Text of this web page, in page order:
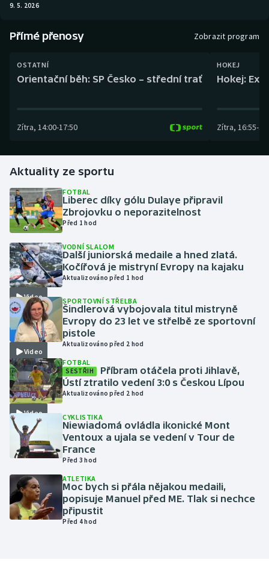
Dostihy
Futsal
Gymnastika
Házená
Jezdectví
Judo
Krasobruslení
Lezení
Lyže a snowboard
Moderní pětiboj
Motorsport
Olympijské hry
Parasport
Plavání
9. 5. 2026
Přímé přenosy Zobrazit program
OSTATNÍ
Orientační běh: SP Česko – střední trať
Zítra, 14:00-17:50
HOKEJ
Hokej:
Zítra, 16:55-
Aktuality ze sportu
FOTBAL
Liberec díky gólu Dulaye připravil
Zbrojovku o neporazitelnost
Před 1 hod
Video
VODNÍ SLALOM
Další juniorská medaile a hned zlatá.
Kočířová je mistryní Evropy na kajaku
Aktualizováno před 1 hod
Video
SPORTOVNÍ STŘELBA
Šindlerová vybojovala titul mistryně
Evropy do 23 let ve střelbě ze sportovní
pistole
Aktualizováno před 2 hod
Video
FOTBAL
SESTŘIH
Příbram otáčela proti Jihlavě,
Ústí ztratilo vedení 3:0 s Českou Lípou
Aktualizováno před 2 hod
CYKLISTIKA
Niewiadomá ovládla ikonické Mont
Ventoux a ujala se vedení v Tour de
France
Před 3 hod
ATLETIKA
Moc bych si přála nějakou medaili,
popisuje Manuel před ME. Tlak si nechce
připustit
Před 4 hod